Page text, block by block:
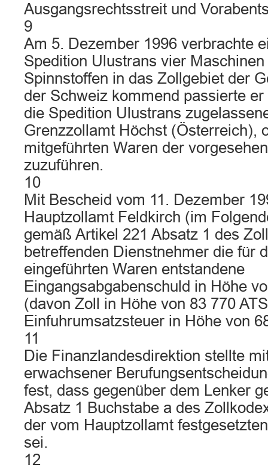
Ausgangsrechtsstreit und
9
Am 5. Dezember 1996 verbrachte
Spedition Ulustrans vier
Spinnstoffen in das Zollgebiet der
der Schweiz kommend passierte
die Spedition Ulustrans
Grenzzollamt Höchst (Österreich),
mitgeführten Waren der
zuzuführen.
10
Mit Bescheid vom 11. Dezember
Hauptzollamt Feldkirch (im
gemäß Artikel 221 Absatz 1 des
betreffenden Dienstnehmer die für
eingeführten Waren entstandene
Eingangsabgabenschuld in Höhe
(davon Zoll in Höhe von 83 770
Einfuhrumsatzsteuer in Höhe von
11
Die Finanzlandesdirektion stellte
erwachsener
fest, dass gegenüber dem Lenker
Absatz 1 Buchstabe a des
der vom Hauptzollamt
sei.
12